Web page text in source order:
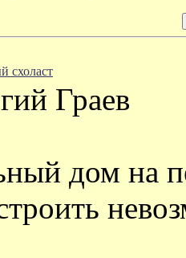
схоласт
Граев
дом на